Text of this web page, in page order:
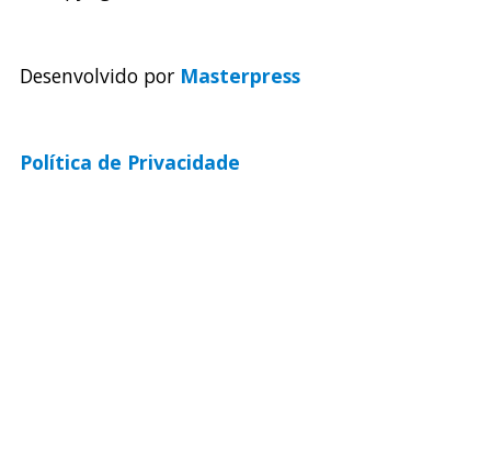
Desenvolvido por Masterpress
Política de Privacidade